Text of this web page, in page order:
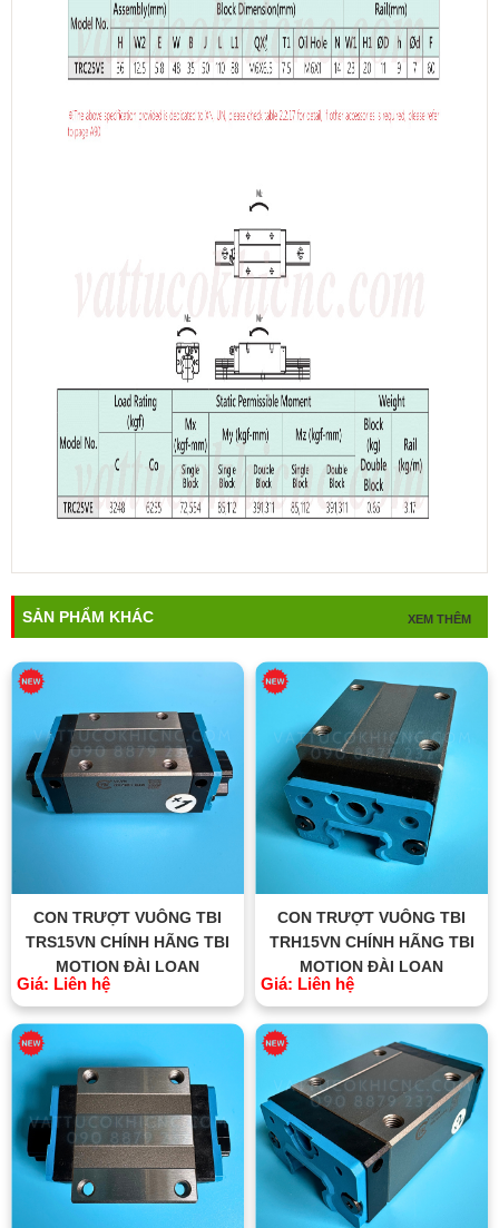
SẢN PHẨM KHÁC XEM THÊM
CON TRƯỢT VUÔNG TBI
TRS15VN CHÍNH HÃNG TBI
MOTION ĐÀI LOAN
Giá: Liên hệ
CON TRƯỢT VUÔNG TBI
TRH15VN CHÍNH HÃNG TBI
MOTION ĐÀI LOAN
Giá: Liên hệ